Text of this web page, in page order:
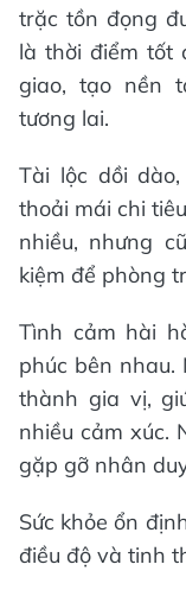
trặc tồn đọng
là thời điểm tốt
giao, tạo nền
tương lai.
Tài lộc dồi
thoải mái chi
nhiều, nhưng
kiệm để phòng
Tình cảm hài
phúc bên nhau.
thành gia vị,
nhiều cảm xúc.
gặp gỡ nhân
Sức khỏe ổn
điều độ và tinh